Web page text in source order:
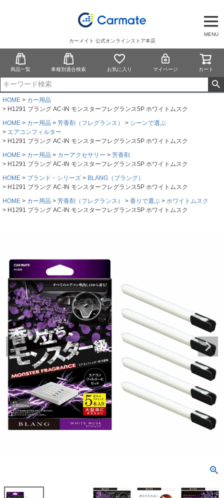
MENU
カーメイト 公式オンラインストア本店
商品一覧 車種別適合検索 お気に入り マイページ カート
HOME
カー用品
H1291 ブラング AC-IN モンスターフレグランス5P ホワイトムスク
HOME
カー用品 芳香剤（フレグランス）
シーンで選ぶ
エアコンフィルター
H1291 ブラング AC-IN モンスターフレグランス5P ホワイトムスク
HOME
カー用品 カーアクセサリー
芳香剤
H1291 ブラング AC-IN モンスターフレグランス5P ホワイトムスク
HOME
ブランド・シリーズ
BLANG（ブラング）
H1291 ブラング AC-IN モンスターフレグランス5P ホワイトムスク
HOME
カー用品 芳香剤（フレグランス） 香りで選ぶ
ホワイトムスク
H1291 ブラング AC-IN モンスターフレグランス5P ホワイトムスク